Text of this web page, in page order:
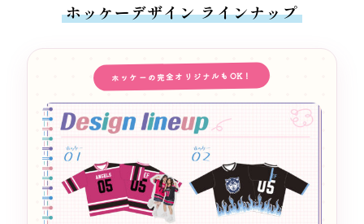
ホッケーデザイン ラインナップ
ホッケーの完全オリジナルもOK！